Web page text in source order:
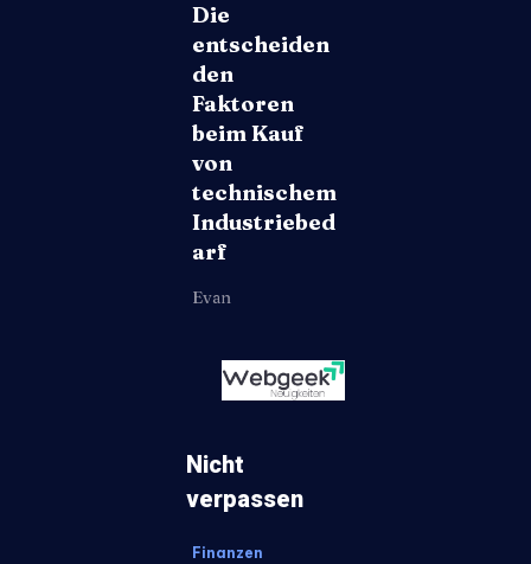
Die
entscheiden
den
Faktoren
beim Kauf
von
technischem
Industriebed
arf
Evan
Nicht
verpassen
Finanzen